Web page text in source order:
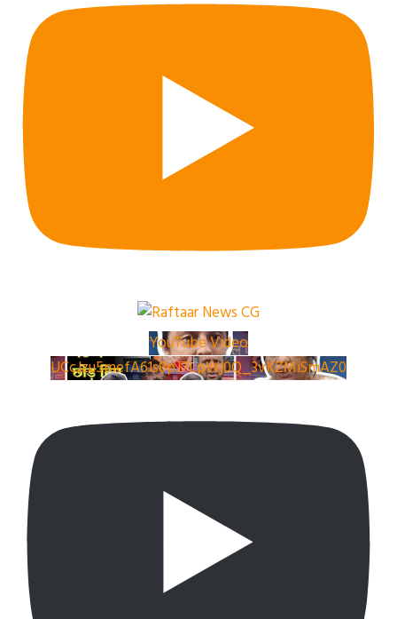
YouTube Video
UCcJzu5mefA61s8pJ7LpWj0Q_3vKZMiSmAZ0